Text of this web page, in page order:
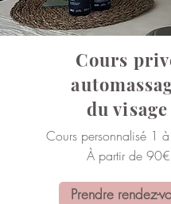
Cours
du visage
Cours personnalisé 1
À partir de 90€
Prendre rendez-